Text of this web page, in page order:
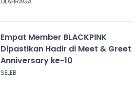
Empat Member BLACKPINK
Dipastikan Hadir di Meet & Greet
Anniversary ke-10
SELEB